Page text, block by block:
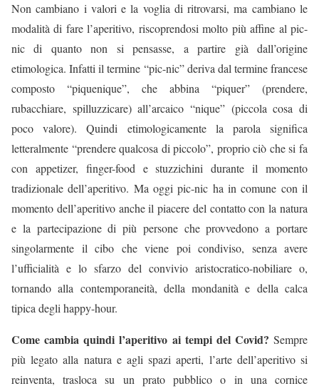
Non cambiano i valori e la voglia di ritrovarsi, ma cambiano le
modalità di fare l’aperitivo, riscoprendosi molto più affine al pic-
nic di quanto non si pensasse, a partire già dall’origine
etimologica. Infatti il termine “pic-nic” deriva dal termine francese
composto “piquenique”, che abbina “piquer” (prendere,
rubacchiare, spilluzzicare) all’arcaico “nique” (piccola cosa di
poco valore). Quindi etimologicamente la parola significa
letteralmente “prendere qualcosa di piccolo”, proprio ciò che si fa
con appetizer, finger-food e stuzzichini durante il momento
tradizionale dell’aperitivo. Ma oggi pic-nic ha in comune con il
momento dell’aperitivo anche il piacere del contatto con la natura
e la partecipazione di più persone che provvedono a portare
singolarmente il cibo che viene poi condiviso, senza avere
l’ufficialità e lo sfarzo del convivio aristocratico-nobiliare o,
tornando alla contemporaneità, della mondanità e della calca
tipica degli happy-hour.
Come cambia quindi l’aperitivo ai tempi del Covid? Sempre
più legato alla natura e agli spazi aperti, l’arte dell’aperitivo si
reinventa, trasloca su un prato pubblico o in una cornice